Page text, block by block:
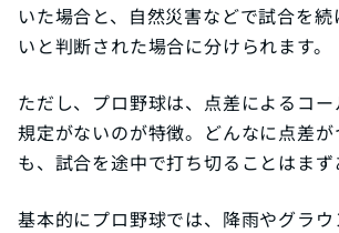
いた場合と、自然災害などで試合を
いと判断された場合に分けられます。
ただし、プロ野球は、点差によるコ
規定がないのが特徴。どんなに点差
も、試合を途中で打ち切ることはまず
基本的にプロ野球では、降雨やグラ